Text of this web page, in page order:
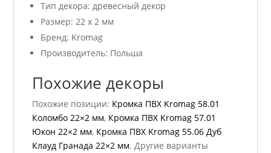
Тип декора: древесный декор
Размер: 22 x 2 мм
Бренд: Kromag
Производитель: Польша
Похожие декоры
Похожие позиции: Кромка ПВХ Kromag 58.01
Коломбо 22×2 мм, Кромка ПВХ Kromag 57.01
Юкон 22×2 мм, Кромка ПВХ Kromag 55.06 Дуб
Клауд Гранада 22×2 мм. Другие варианты